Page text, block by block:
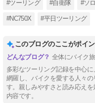
#ツーリング #自衛隊 #ソ
#NC750X #平日ツーリング
このブログのここがポイ
全体にバイク
多彩なツーリング記録を中心
網羅し、バイクを愛する人々
す。親しみやすさと読み応え
内容です。